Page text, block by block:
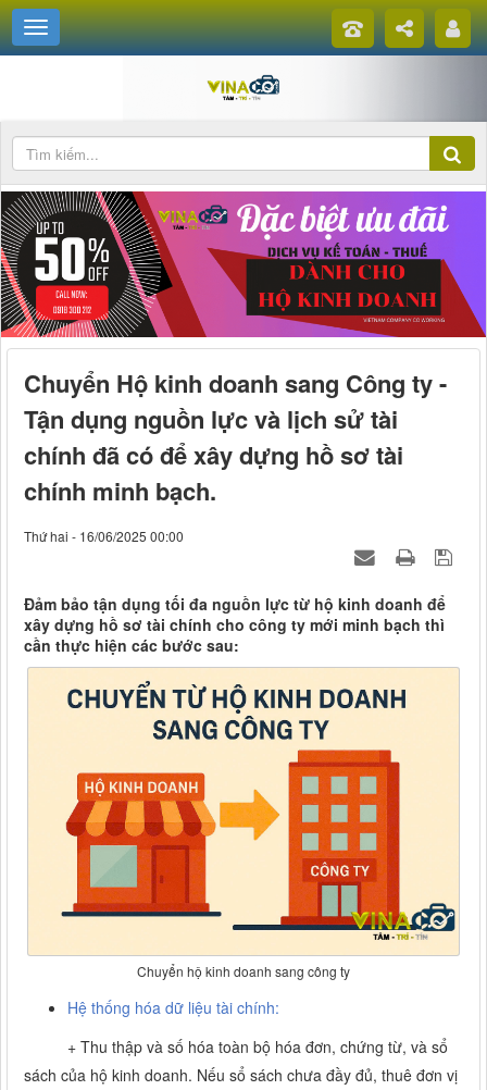
Chuyển Hộ kinh doanh sang Công ty -
Tận dụng nguồn lực và lịch sử tài
chính đã có để xây dựng hồ sơ tài
chính minh bạch.
Thứ hai - 16/06/2025 00:00
Đảm bảo tận dụng tối đa nguồn lực từ hộ kinh doanh để
xây dựng hồ sơ tài chính cho công ty mới minh bạch thì
cần thực hiện các bước sau:
Chuyển hộ kinh doanh sang công ty
Hệ thống hóa dữ liệu tài chính:
+ Thu thập và số hóa toàn bộ hóa đơn, chứng từ, và sổ
sách của hộ kinh doanh. Nếu sổ sách chưa đầy đủ, thuê đơn vị